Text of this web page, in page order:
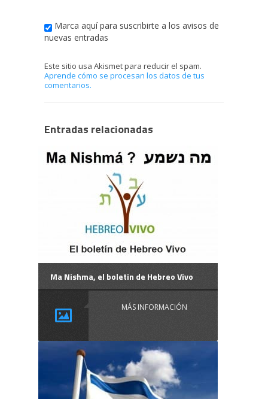
Marca aquí para suscribirte a los avisos de
nuevas entradas
Este sitio usa Akismet para reducir el spam.
Aprende cómo se procesan los datos de tus
comentarios.
Entradas relacionadas
Ma Nishma, el boletin de Hebreo Vivo
MÁS INFORMACIÓN